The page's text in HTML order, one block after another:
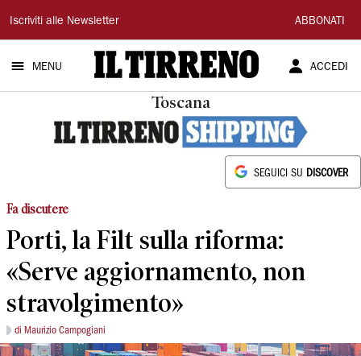
Il
Tirreno
Iscriviti alle Newsletter ABBONATI
MENU ACCEDI
Toscana
SEGUICI SU DISCOVER
Fa discutere
Porti, la Filt sulla riforma:
«Serve aggiornamento, non
stravolgimento»
di Maurizio Campogiani